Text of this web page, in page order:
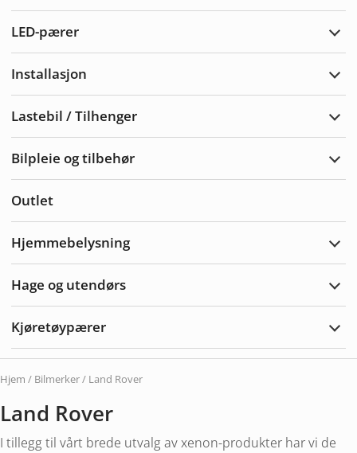
LED-pærer
Utvid
Installasjon
Utvid
Lastebil / Tilhenger
Utvid
Bilpleie og tilbehør
Utvid
Outlet
Hjemmebelysning
Utvid
Hage og utendørs
Utvid
Kjøretøypærer
Utvid
Hjem / Bilmerker / Land Rover
Land Rover
I tillegg til vårt brede utvalg av xenon-produkter har vi de